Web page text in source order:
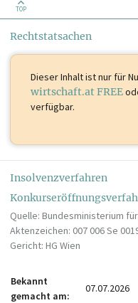
TOP
Rechtstatsachen
Dieser Inhalt istnur für
wirtschaft.at FREE
verfügbar.
Insolvenzverfahren
Quelle: Bundesministerium
Aktenzeichen: 007 006 Se
Gericht: HG Wien
Bekannt
gemacht am
07.07.2026